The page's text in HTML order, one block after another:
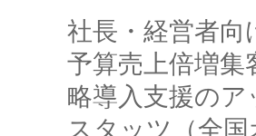
社長・経営者向
予算売上倍増集
略導入支援のア
スタッツ（全国